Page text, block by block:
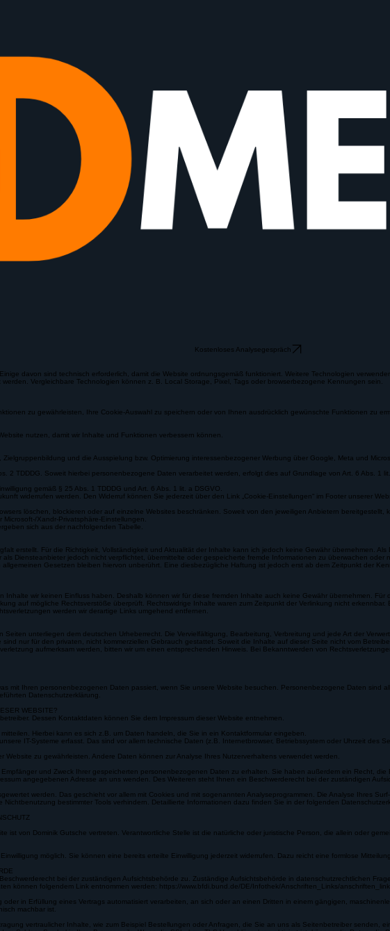
Vergleichbare Technologien können z. B. Local Storage, Pixel, Tags oder browserbezogene Kennungen sein.
zu gewährleisten, Ihre Cookie-Auswahl zu speichern oder von Ihnen ausdrücklich gewünschte Funktionen zu
nutzen, damit wir Inhalte und Funktionen verbessern können.
und die Ausspielung bzw. Optimierung interessenbezogener Werbung über Google, Meta und
2 TDDDG. Soweit hierbei personenbezogene Daten verarbeitet werden, erfolgt dies auf Grundlage von Art. 6 Abs. 1
widerrufen werden. Den Widerruf können Sie jederzeit über den Link „Cookie-Einstellungen“ im Footer unserer
löschen, blockieren oder auf einzelne Websites beschränken. Soweit von den jeweiligen Anbietern
sich aus der nachfolgenden Tabelle.
erstellt. Für die Richtigkeit, Vollständigkeit und Aktualität der Inhalte kann ich jedoch keine Gewähr übernehmen.
Diensteanbieter jedoch nicht verpflichtet, übermittelte oder gespeicherte fremde Informationen zu überwachen
wir keinen Einfluss haben. Deshalb können wir für diese fremden Inhalte auch keine Gewähr übernehmen.
werden wir derartige Links umgehend entfernen.
unterliegen dem deutschen Urheberrecht. Die Vervielfältigung, Bearbeitung, Verbreitung und jede Art der
aufmerksam werden, bitten wir um einen entsprechenden Hinweis. Bei Bekanntwerden von
mit Ihren personenbezogenen Daten passiert, wenn Sie unsere Website besuchen. Personenbezogene Daten sind
Datenschutzerklärung.
WEBSITE?
Dessen Kontaktdaten können Sie dem Impressum dieser Website entnehmen.
Hierbei kann es sich z.B. um Daten handeln, die Sie in ein Kontaktformular eingeben.
IT-Systeme erfasst. Das sind vor allem technische Daten (z.B. Internetbrowser, Betriebssystem oder Uhrzeit des
Website zu gewährleisten. Andere Daten können zur Analyse Ihres Nutzerverhaltens verwendet werden.
und Zweck Ihrer gespeicherten personenbezogenen Daten zu erhalten. Sie haben außerdem ein Recht,
angegebenen Adresse an uns wenden. Des Weiteren steht Ihnen ein Beschwerderecht bei der zuständigen
werden. Das geschieht vor allem mit Cookies und mit sogenannten Analyseprogrammen. Die Analyse Ihres
bestimmter Tools verhindern. Detaillierte Informationen dazu finden Sie in der folgenden
ist von Dominik Gutsche vertreten. Verantwortliche Stelle ist die natürliche oder juristische Person, die allein oder
möglich. Sie können eine bereits erteilte Einwilligung jederzeit widerrufen. Dazu reicht eine formlose
bei der zuständigen Aufsichtsbehörde zu. Zuständige Aufsichtsbehörde in datenschutzrechtlichen
können folgendem Link entnommen werden: https://www.bfdi.bund.de/DE/Infothek/Anschriften_Links/
in Erfüllung eines Vertrags automatisiert verarbeiten, an sich oder an einen Dritten in einem gängigen,
machbar ist.